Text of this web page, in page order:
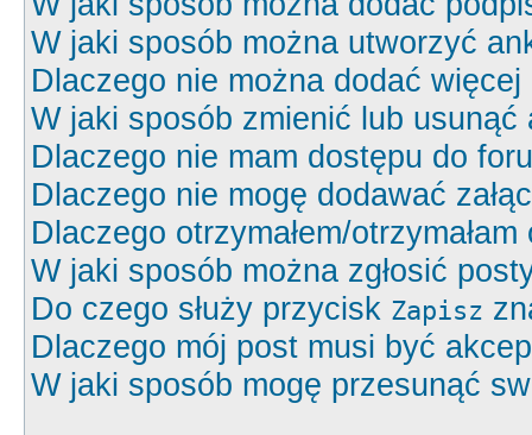
W jaki sposób można utworzyć
Dlaczego nie można dodać
W jaki sposób zmienić lub usunąć
Dlaczego nie mam dostępu do
Dlaczego nie mogę dodawać
Dlaczego otrzymałem/
W jaki sposób można zgłosić
Do czego służy przycisk Zapisz
Dlaczego mój post musi być
W jaki sposób mogę przesunąć